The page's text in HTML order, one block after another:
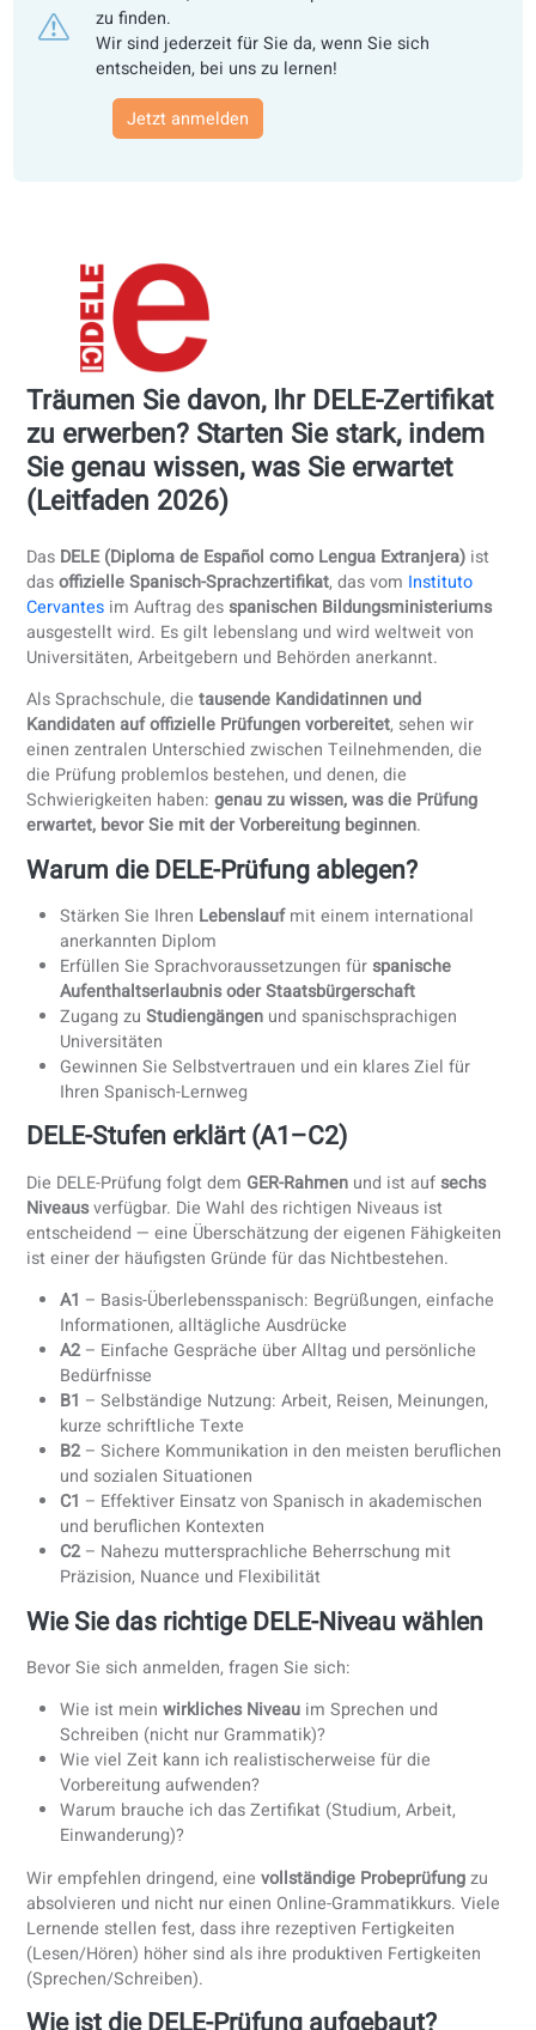
Diese Bewertung basiert auf der
Einschätzung von coLanguage.
Wir empfehlen Ihnen, sich vorab genau zu
informieren, um die für Sie passende
Jetzt anmelden
Träumen Sie davon, Ihr DELE-
zu erwerben? Starten Sie stark,
Sie genau wissen, was Sie erwartet
(Leitfaden 2026)
DasDELE (Diploma de Español como Lengua Extranjera)
dasoffizielle Spanisch-Sprachzertifikat, das vom
Cervantesim Auftrag desspanischen
ausgestellt wird. Es gilt lebenslang und wird weltweit von
Universitäten, Arbeitgebern und Behörden anerkannt.
Als Sprachschule, dietausende Kandidatinnen und
Kandidaten auf offizielle Prüfungen vorbereitet
einen zentralen Unterschied zwischen Teilnehmenden, die
die Prüfung problemlos bestehen, und denen, die
Schwierigkeiten haben:genau zu wissen, was die Prüfung
erwartet, bevor Sie mit der Vorbereitung beginnen
Warum die DELE-Prüfung ablegen?
Stärken Sie IhrenLebenslaufmit einem international
anerkannten Diplom
Erfüllen Sie Sprachvoraussetzungen fürspanische
Aufenthaltserlaubnis oder Staatsbürgerschaft
Zugang zuStudiengängenund spanischsprachigen
Universitäten
Gewinnen Sie Selbstvertrauen und ein klares Ziel für
Ihren Spanisch-Lernweg
DELE-Stufen erklärt (A1–C2)
Die DELE-Prüfung folgt demGER-Rahmenund ist auf
Niveausverfügbar. Die Wahl des richtigen Niveaus ist
entscheidend — eine Überschätzung der eigenen
ist einer der häufigsten Gründe für das Nichtbestehen.
A1– Basis-Überlebensspanisch: Begrüßungen,
Informationen, alltägliche Ausdrücke
A2– Einfache Gespräche über Alltag und persönliche
Bedürfnisse
kurze schriftliche Texte
B2– Sichere Kommunikation in den meisten
und sozialen Situationen
C1– Effektiver Einsatz von Spanisch in akademischen
und beruflichen Kontexten
Präzision, Nuance und Flexibilität
Wie Sie das richtige DELE-Niveau wählen
Bevor Sie sich anmelden, fragen Sie sich: